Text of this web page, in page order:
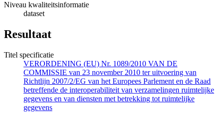
Niveau kwaliteitsinformatie
dataset
Resultaat
Titel specificatie
VERORDENING (EU) Nr. 1089/2010 VAN DE
COMMISSIE van 23 november 2010 ter uitvoering van
Richtlijn 2007/2/EG van het Europees Parlement en de Raad
betreffende de interoperabiliteit van verzamelingen ruimtelijke
gegevens en van diensten met betrekking tot ruimtelijke
gegevens